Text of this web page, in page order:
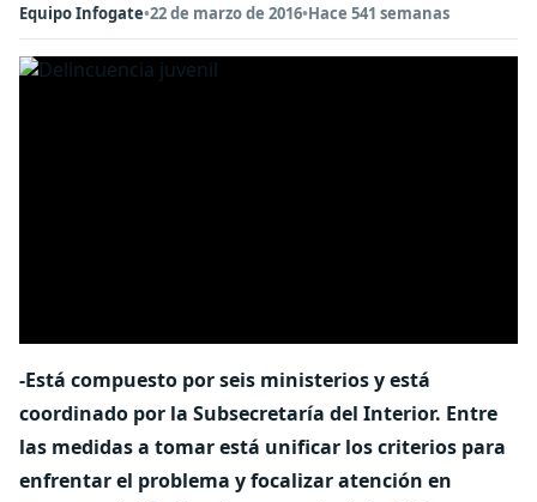
Equipo Infogate•22 de marzo de 2016•Hace 541 semanas
-Está compuesto por seis ministerios y está
coordinado por la Subsecretaría del Interior. Entre
las medidas a tomar está unificar los criterios para
enfrentar el problema y focalizar atención en